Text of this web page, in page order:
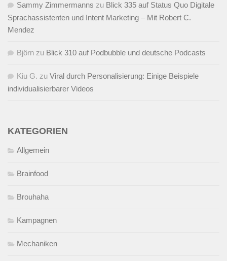
Sammy Zimmermanns zu Blick 335 auf Status Quo Digitale
Sprachassistenten und Intent Marketing – Mit Robert C.
Mendez
Björn zu Blick 310 auf Podbubble und deutsche Podcasts
Kiu G. zu Viral durch Personalisierung: Einige Beispiele
individualisierbarer Videos
KATEGORIEN
Allgemein
Brainfood
Brouhaha
Kampagnen
Mechaniken